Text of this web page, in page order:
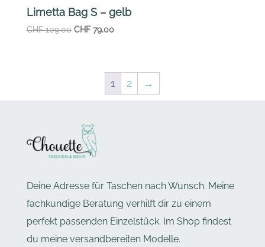
Limetta Bag S – gelb
CHF109.00 Ursprünglicher
CHF79.00Aktueller
1 2 →
Deine Adresse für Taschen nach Wunsch. Meine
fachkundige Beratung verhilft dir zu einem
perfekt passenden Einzelstück. Im Shop findest
du meine versandbereiten Modelle.